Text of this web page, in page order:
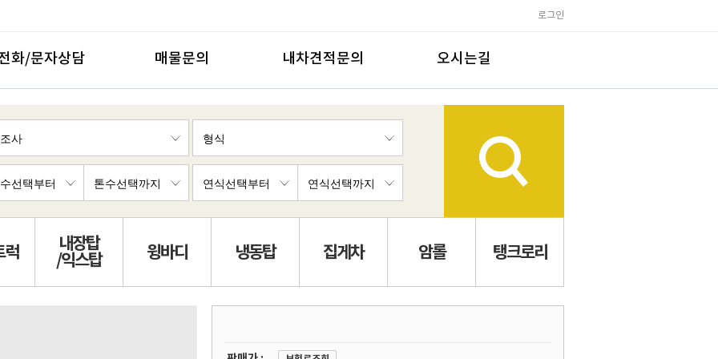
로그인
화/문자상담 매물문의 내차견적문의 오시는길
럭
내장탑
/익스탑
윙바디 냉동탑 집게차 암롤 탱크로리